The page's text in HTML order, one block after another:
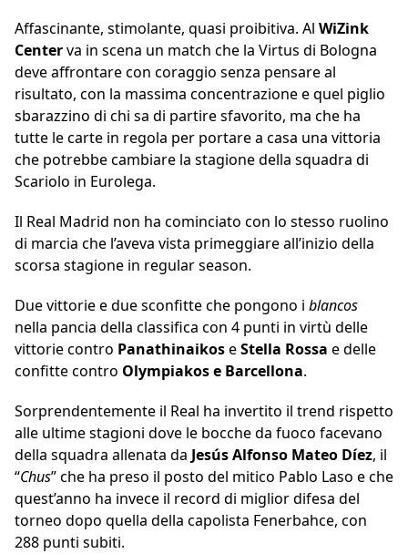
Affascinante, stimolante, quasi proibitiva. Al WiZink
Centerva in scena un match che la Virtus di Bologna
deve affrontare con coraggio senza pensare al
risultato, con la massima concentrazione e quel piglio
sbarazzino di chi sa di partire sfavorito, ma che ha
tutte le carte in regola per portare a casa una vittoria
che potrebbe cambiare la stagione della squadra di
Scariolo in Eurolega.
Il Real Madrid non ha cominciato con lo stesso ruolino
di marcia che l’aveva vista primeggiare all’inizio della
scorsa stagione in regular season.
Due vittorie e due sconfitte che pongono i blancos
nella pancia della classifica con 4 punti in virtù delle
vittorie contro PanathinaikoseStella Rossa e delle
confitte contro Olympiakos e Barcellona.
Sorprendentemente il Real ha invertito il trend rispetto
alle ultime stagioni dove le bocche da fuoco facevano
della squadra allenata da Jesús Alfonso Mateo Díez, il
“Chus” che ha preso il posto del mitico Pablo Laso e che
quest’anno ha invece il record di miglior difesa del
torneo dopo quella della capolista Fenerbahce, con
288 punti subiti.